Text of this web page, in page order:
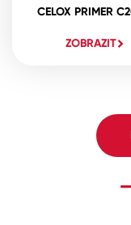
CELOX PRIMER
ZOBRAZIT